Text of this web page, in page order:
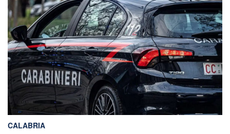
un’importante occasione di riflessione sul tema
“Esperienza di vita e competenze professionali a
confronto”, richiamando l’attenzione di giuristi,
professionisti e cittadini sull’importanza del […]
CALABRIA